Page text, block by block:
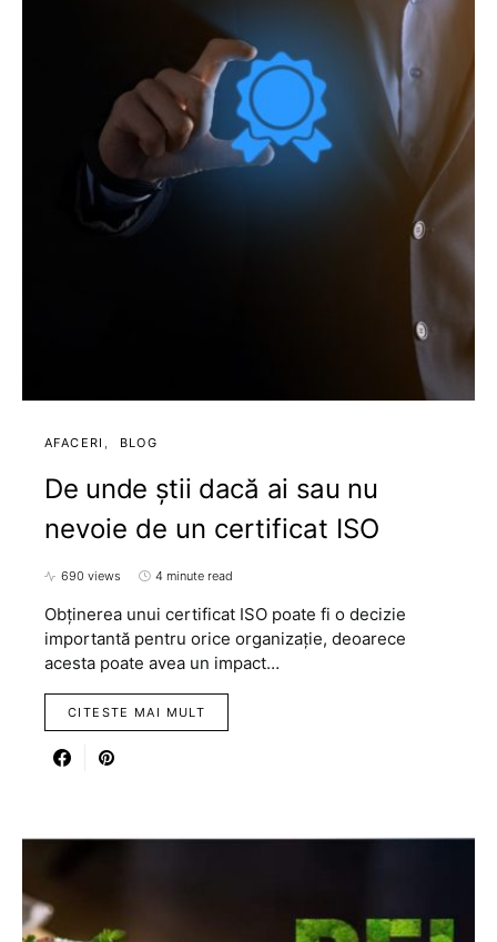
AFACERI BLOG
De unde știi dacă ai sau nu
nevoie de un certificat ISO
690 views 4 minute read
Obținerea unui certificat ISO poate fi o decizie
importantă pentru orice organizație, deoarece
acesta poate avea un impact…
CITESTE MAI MULT